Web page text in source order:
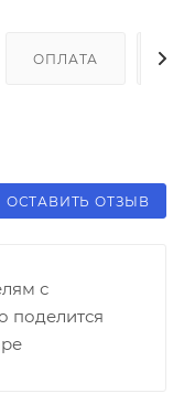
ОПЛАТА
ОСТАВИТЬ ОТЗЫВ
с
поделится